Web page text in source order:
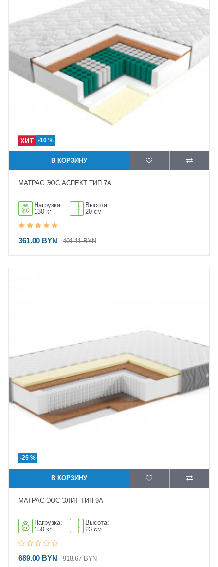
-10 %
В КОРЗИНУ
МАТРАС ЭОС АСПЕКТ ТИП 7А
Нагрузка:
130 кг
Высота:
20 см
361.00 BYN 401.11 BYN
-25 %
В КОРЗИНУ
МАТРАС ЭОС ЭЛИТ ТИП 9A
Нагрузка:
150 кг
Высота:
23 см
689.00 BYN 918.67 BYN